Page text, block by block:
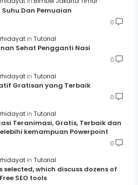
Suhu Dan Pemuaian
0
Tutorial
Sehat Pengganti Nasi
0
Tutorial
Gratisan yang Terbaik
0
Tutorial
Teranimasi, Gratis, Terbaik dan
kemampuan Powerpoint
0
Tutorial
which discuss dozens of
SEO tools